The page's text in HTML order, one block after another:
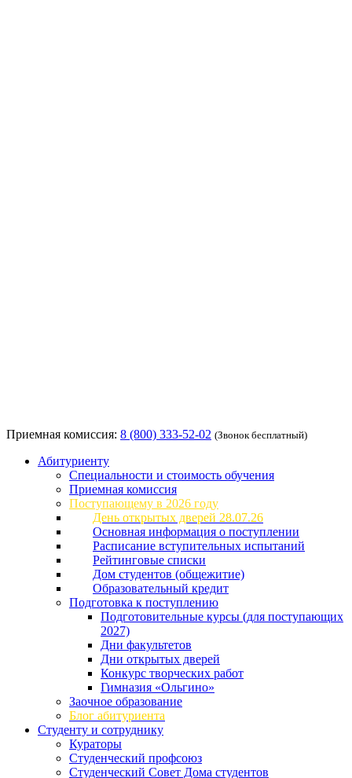
Приемная комиссия: 8 (800) 333-52-02 (Звонок бесплатный)
Абитуриенту
Специальности и стоимость обучения
Приемная комиссия
Поступающему в 2026 году
День открытых дверей 28.07.26
Основная информация о поступлении
Расписание вступительных испытаний
Рейтинговые списки
Дом студентов (общежитие)
Образовательный кредит
Подготовка к поступлению
Подготовительные курсы (для поступающих
2027)
Дни факультетов
Дни открытых дверей
Конкурс творческих работ
Гимназия «Ольгино»
Заочное образование
Блог абитуриента
Студенту и сотруднику
Кураторы
Студенческий профсоюз
Студенческий Совет Дома студентов